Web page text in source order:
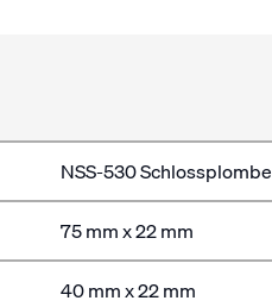
NSS-530 Schlossplombe
75 mm x 22 mm
40 mm x 22 mm